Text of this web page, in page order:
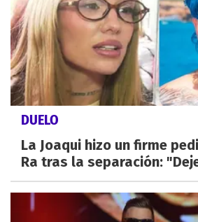
DUELO
La Joaqui hizo un firme
Ra tras la separación: